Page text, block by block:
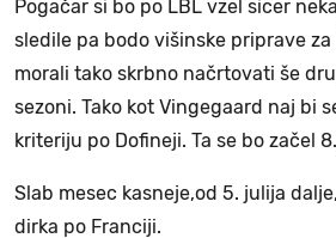
Pogačar si bo po LBL vzel sicer
sledile pa bodo višinske priprave za
morali tako skrbno načrtovati še
sezoni. Tako kot Vingegaard naj bi
kriteriju po Dofineji. Ta se bo začel
Slab mesec kasneje,od 5. julija
dirka po Franciji.